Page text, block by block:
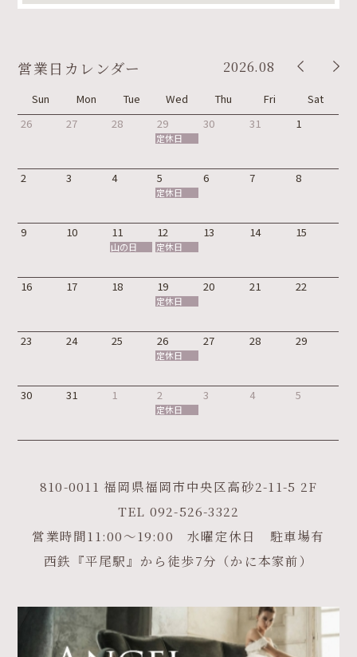
営業日カレンダー 2026.08
Sun Mon Tue Wed Thu Fri
Sat
26
27 28 29
定休日
30 31 1
2 3 4 5
定休日
6 7 8
9 10 11
山の日
12
定休日
13 14 15
16 17 18 19
定休日
20 21 22
23 24 25 26
定休日
27 28 29
30 31 1 2
定休日
3 4 5
810-0011 福岡県福岡市中央区高砂2-11-5 2F
TEL 092-526-3322
営業時間11:00～19:00 水曜定休日 駐車場有
西鉄『平尾駅』から徒歩7分（かに本家前）